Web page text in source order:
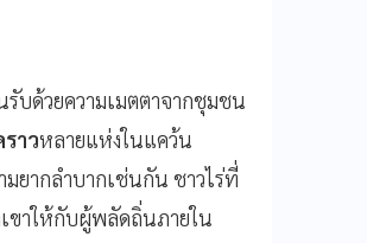
รับด้วยความเมตตาจากชุมชน
าวหลายแห่งในแคว้น
ยากลำบากเช่นกัน ชาวไร่ที่
ขาให้กับผู้พลัดถิ่นภายใน